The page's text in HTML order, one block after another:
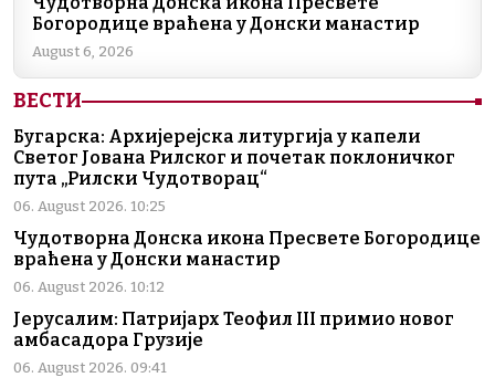
Богородице враћена у Донски манастир
August 6, 2026
ВЕСТИ
Бугарска: Архијерејска литургија у капели
Светог Јована Рилског и почетак поклоничког
пута „Рилски Чудотворац“
06. August 2026. 10:25
Чудотворна Донска икона Пресвете Богородице
враћена у Донски манастир
06. August 2026. 10:12
Јерусалим: Патријарх Теофил III примио новог
амбасадора Грузије
06. August 2026. 09:41